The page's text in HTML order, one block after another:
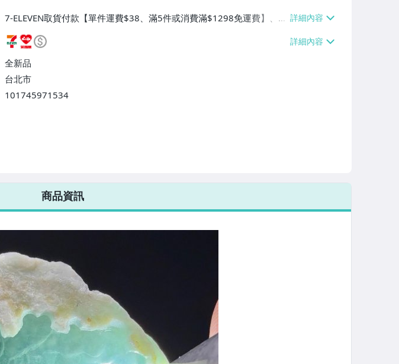
7-ELEVEN取貨付款【單件運費$38、滿5件或消費滿$1298免運費】、7-
ELEVEN取貨不付款【免運費】、萊爾富取貨付款【單件運費$60、滿5件
或消費滿$1298免運費】、宅配/貨運【單件運費$120、滿5件或消費滿
$1598免運費】
全新品
台北市
101745971534
商品資訊